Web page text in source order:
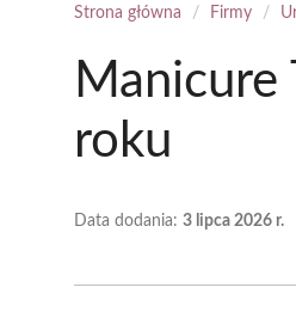
Strona główna / Firmy /
Manicure
roku
Data dodania: 3 lipca 2026 r.